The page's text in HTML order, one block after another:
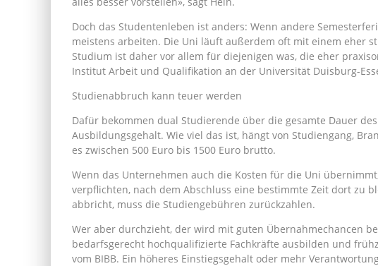
Doch das Studentenleben ist anders: Wenn andere
meistens arbeiten. Die Uni läuft außerdem oft mit einem eher
Studium ist daher vor allem für diejenigen was, die eher
Institut Arbeit und Qualifikation an der Universität Duisburg-
Studienabbruch kann teuer werden
Dafür bekommen dual Studierende über die gesamte Dauer
Ausbildungsgehalt. Wie viel das ist, hängt von Studiengang,
es zwischen 500 Euro bis 1500 Euro brutto.
Wenn das Unternehmen auch die Kosten für die Uni
verpflichten, nach dem Abschluss eine bestimmte Zeit dort zu
abbricht, muss die Studiengebühren zurückzahlen.
Wer aber durchzieht, der wird mit guten Übernahmechancen
bedarfsgerecht hochqualifizierte Fachkräfte ausbilden und
vom BIBB. Ein höheres Einstiegsgehalt oder mehr